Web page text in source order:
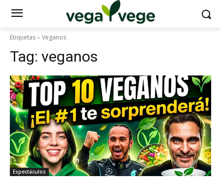
Etiquetas Veganos
Tag: veganos
Espectáculos